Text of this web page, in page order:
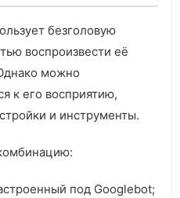
безголовую
воспроизвести её
можно
к его восприятию,
и инструменты.
под Googlebot;